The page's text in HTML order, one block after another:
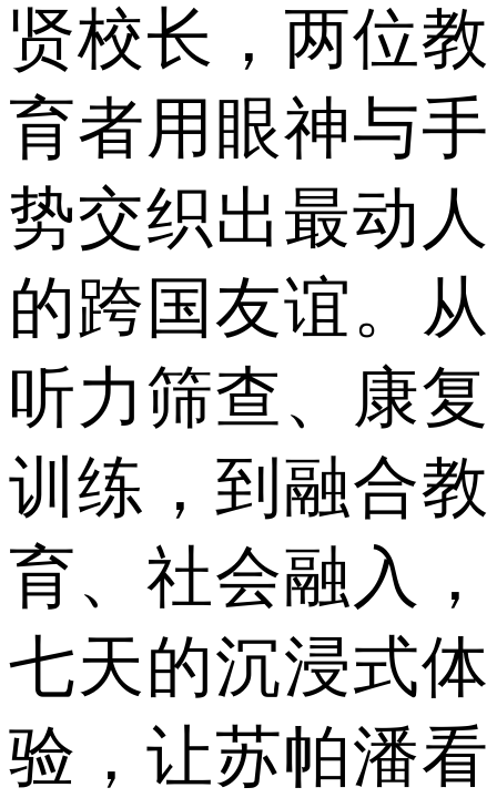
贤校长，两位教
育者用眼神与手
势交织出最动人
的跨国友谊。从
听力筛查、康复
训练，到融合教
育、社会融入，
七天的沉浸式体
验，让苏帕潘看